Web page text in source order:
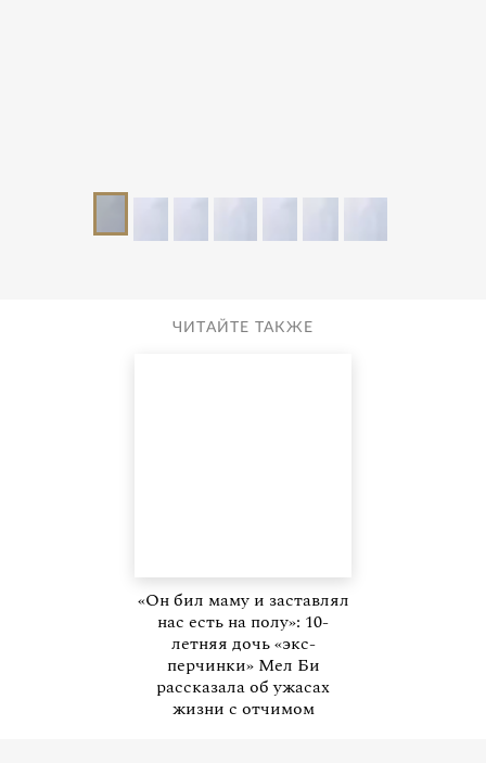
ЧИТАЙТЕ ТАКЖЕ
«Он бил маму и заставлял
нас есть на полу»: 10-
летняя дочь «экс-
перчинки» Мел Би
рассказала об ужасах
жизни с отчимом